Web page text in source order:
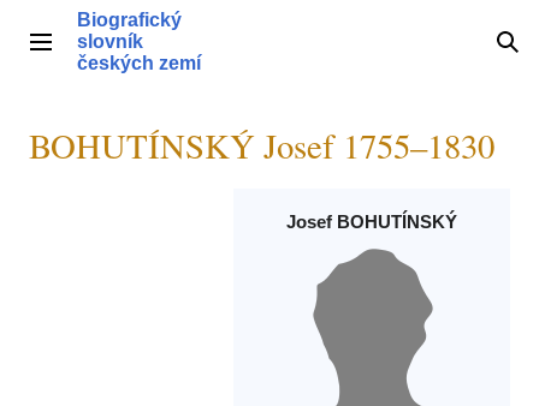
obsahHlavní menu
Biografický
slovník
českých zemí
BOHUTÍNSKÝ Josef 1755–1830
Josef BOHUTÍNSKÝ